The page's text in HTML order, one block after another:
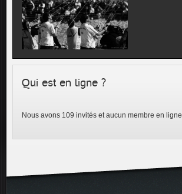
Qui est en ligne ?
Nous avons 109 invités et aucun membre en ligne